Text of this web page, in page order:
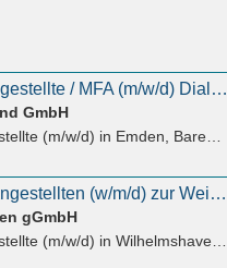
Medizinische Fachangestellte / MFA (m/w/d) Dialysepraxis
GmbH
(m/w/d) in Emden, Barenburg
Medizinischen Fachangestellten (w/m/d) zur Weiterbildung zum Gefäßassistenten
gGmbH
(m/w/d) in Wilhelmshaven, Maadebogen